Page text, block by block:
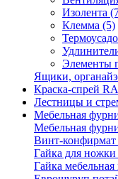
Изолента
Клемма (5)
Элементы
Ящики,
Краска-спрей
Лестницы и
Мебельная
Мебельная
Винт-конфирмат
Гайка для
Гайка